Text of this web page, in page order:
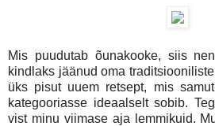
Mis puudutab õunakooke, siis
kindlaks jäänud oma
üks pisut uuem retsept, mis
kategooriasse ideaalselt sobib.
vist minu viimase aja lemmikuid.